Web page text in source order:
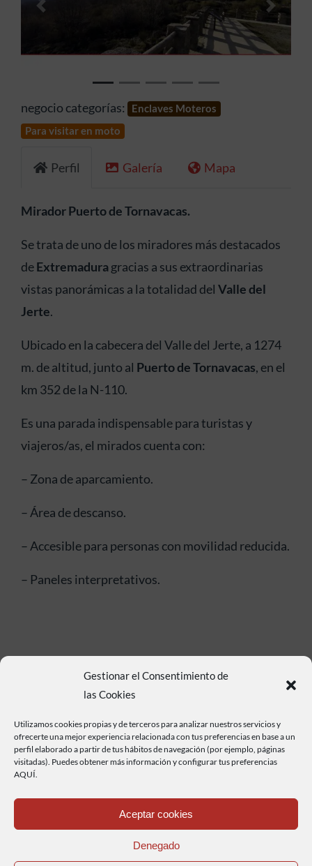
Gestionar el Consentimiento de
las Cookies
Utilizamos cookies propias y de terceros para analizar nuestros servicios y
ofrecerte una mejor experiencia relacionada con tus preferencias en base a un
perfil elaborado a partir de tus hábitos de navegación (por ejemplo, páginas
visitadas). Puedes obtener más información y configurar tus preferencias
AQUÍ.
Aceptar cookies
Denegado
Anterior
negocio categorías:
Enclaves Moteros
Para visitar en moto
Perfil Galería Mapa
Mirador Puerto de Tornavacas.
Se trata de uno de los miradores más destacados
deExtremaduragracias a sus extraordinarias
vistas panorámicas a la totalidad del Valle del
Jerte.
Ubicado en la cabecera del Valle del Jerte, a 1274
m. de altitud, junto al Puerto de Tornavacas, en el
km 352 de la N-110.
Es una parada indispensable para turistas y
viajeros/as, el mirados cuenta con:
– Zona de aparcamiento.
– Área de descanso.
– Accesible para personas con movilidad reducida.
– Paneles interpretativos.
Haz clic para aceptar cookies de marketing y
permitir este contenido